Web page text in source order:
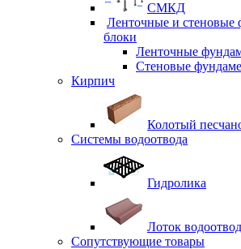
СМКД
Ленточные и стеновые
блоки
Ленточные
Стеновые
Кирпич
Колотый
Системы водоотвода
Гидролика
Лоток
Сопутствующие товары